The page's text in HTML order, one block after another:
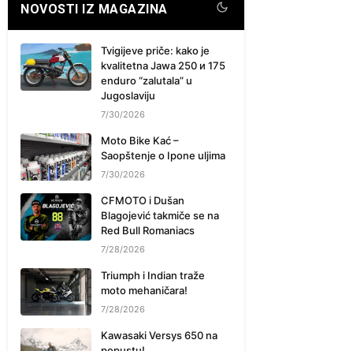
NOVOSTI IZ MAGAZINA
Tvigijeve priče: kako je
kvalitetna Jawa 250 и 175
enduro “zalutala” u
Jugoslaviju
7/30/2026
Moto Bike Kać –
Saopštenje o Ipone uljima
7/30/2026
CFMOTO i Dušan
Blagojević takmiče se na
Red Bull Romaniacs
7/28/2026
Triumph i Indian traže
moto mehaničara!
7/28/2026
Kawasaki Versys 650 na